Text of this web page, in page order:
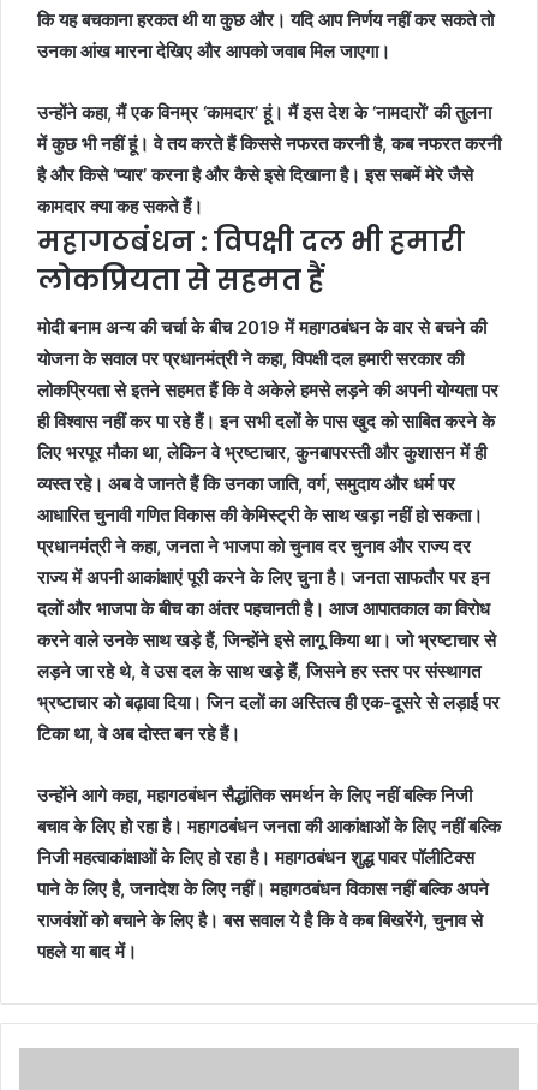
कि यह बचकाना हरकत थी या कुछ और। यदि आप निर्णय नहीं कर सकते तो
उनका आंख मारना देखिए और आपको जवाब मिल जाएगा।
उन्होंने कहा, मैं एक विनम्र ‘कामदार’ हूं। मैं इस देश के ‘नामदारों’ की तुलना
में कुछ भी नहीं हूं। वे तय करते हैं किससे नफरत करनी है, कब नफरत करनी
है और किसे ‘प्यार’ करना है और कैसे इसे दिखाना है। इस सबमें मेरे जैसे
कामदार क्या कह सकते हैं।
महागठबंधन : विपक्षी दल भी हमारी
लोकप्रियता से सहमत हैं
मोदी बनाम अन्य की चर्चा के बीच 2019 में महागठबंधन के वार से बचने की
योजना के सवाल पर प्रधानमंत्री ने कहा, विपक्षी दल हमारी सरकार की
लोकप्रियता से इतने सहमत हैं कि वे अकेले हमसे लड़ने की अपनी योग्यता पर
ही विश्वास नहीं कर पा रहे हैं। इन सभी दलों के पास खुद को साबित करने के
लिए भरपूर मौका था, लेकिन वे भ्रष्टाचार, कुनबापरस्ती और कुशासन में ही
व्यस्त रहे। अब वे जानते हैं कि उनका जाति, वर्ग, समुदाय और धर्म पर
आधारित चुनावी गणित विकास की केमिस्ट्री के साथ खड़ा नहीं हो सकता।
प्रधानमंत्री ने कहा, जनता ने भाजपा को चुनाव दर चुनाव और राज्य दर
राज्य में अपनी आकांक्षाएं पूरी करने के लिए चुना है। जनता साफतौर पर इन
दलों और भाजपा के बीच का अंतर पहचानती है। आज आपातकाल का विरोध
करने वाले उनके साथ खड़े हैं, जिन्होंने इसे लागू किया था। जो भ्रष्टाचार से
लड़ने जा रहे थे, वे उस दल के साथ खड़े हैं, जिसने हर स्तर पर संस्थागत
भ्रष्टाचार को बढ़ावा दिया। जिन दलों का अस्तित्व ही एक-दूसरे से लड़ाई पर
टिका था, वे अब दोस्त बन रहे हैं।
उन्होंने आगे कहा, महागठबंधन सैद्धांतिक समर्थन के लिए नहीं बल्कि निजी
बचाव के लिए हो रहा है। महागठबंधन जनता की आकांक्षाओं के लिए नहीं बल्कि
निजी महत्वाकांक्षाओं के लिए हो रहा है। महागठबंधन शुद्ध पावर पॉलीटिक्स
पाने के लिए है, जनादेश के लिए नहीं। महागठबंधन विकास नहीं बल्कि अपने
राजवंशों को बचाने के लिए है। बस सवाल ये है कि वे कब बिखरेंगे, चुनाव से
पहले या बाद में।